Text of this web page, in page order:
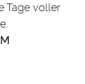
Tage voller